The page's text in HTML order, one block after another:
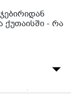
ქუთაისში - რა